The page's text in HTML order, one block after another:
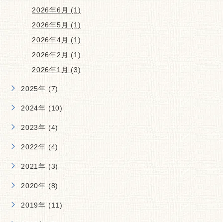
2026年6月 (1)
2026年5月 (1)
2026年4月 (1)
2026年2月 (1)
2026年1月 (3)
2025年 (7)
2024年 (10)
2023年 (4)
2022年 (4)
2021年 (3)
2020年 (8)
2019年 (11)